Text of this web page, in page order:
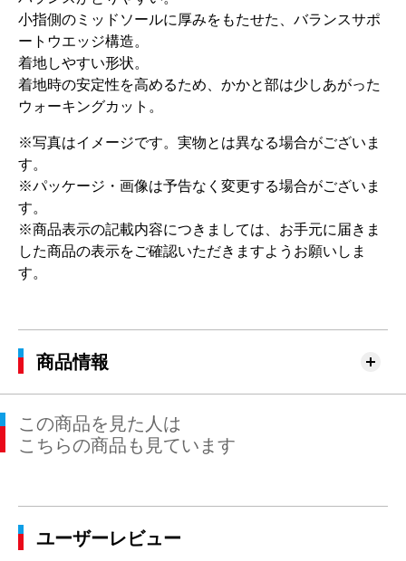
小指側のミッドソールに厚みをもたせた、バランスサポ
ートウエッジ構造。
着地しやすい形状。
着地時の安定性を高めるため、かかと部は少しあがった
ウォーキングカット。
※写真はイメージです。実物とは異なる場合がございま
す。
※パッケージ・画像は予告なく変更する場合がございま
す。
※商品表示の記載内容につきましては、お手元に届きま
した商品の表示をご確認いただきますようお願いしま
す。
商品情報
この商品を見た人は
こちらの商品も見ています
ユーザーレビュー